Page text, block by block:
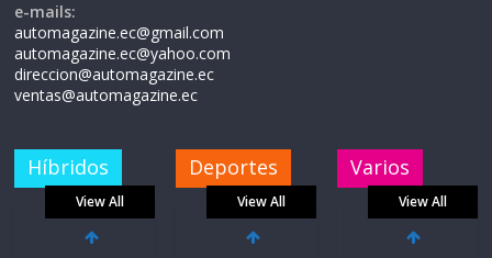
e-mails:
automagazine.ec@gmail.com
automagazine.ec@yahoo.com
direccion@automagazine.ec
ventas@automagazine.ec
Híbridos
View All
Deportes
View All
Varios
View All